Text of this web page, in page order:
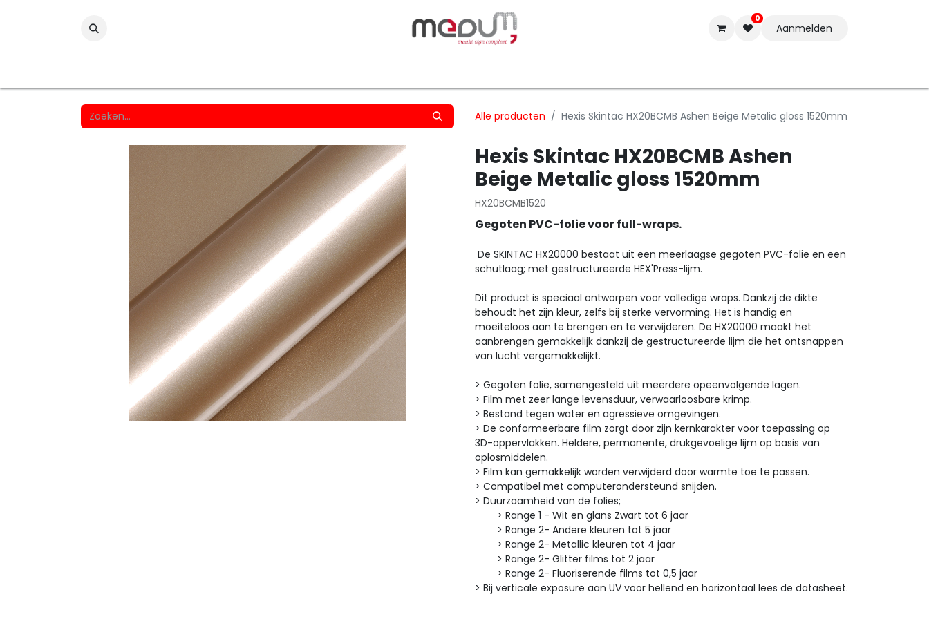
0
Aanmelden
Alle producten Hexis Skintac HX20BCMB Ashen Beige Metalic gloss 1520mm
Hexis Skintac HX20BCMB Ashen
Beige Metalic gloss 1520mm
HX20BCMB1520
Gegoten PVC-folie voor full-wraps.
De SKINTAC HX20000 bestaat uit een meerlaagse gegoten PVC-folie en een
schutlaag; met gestructureerde HEX'Press-lijm.
Dit product is speciaal ontworpen voor volledige wraps. Dankzij de dikte
behoudt het zijn kleur, zelfs bij sterke vervorming. Het is handig en
moeiteloos aan te brengen en te verwijderen. De HX20000 maakt het
aanbrengen gemakkelijk dankzij de gestructureerde lijm die het ontsnappen
van lucht vergemakkelijkt.
> Gegoten folie, samengesteld uit meerdere opeenvolgende lagen.
> Film met zeer lange levensduur, verwaarloosbare krimp.
> Bestand tegen water en agressieve omgevingen.
> De conformeerbare film zorgt door zijn kernkarakter voor toepassing op
3D-oppervlakken. Heldere, permanente, drukgevoelige lijm op basis van
oplosmiddelen.
> Film kan gemakkelijk worden verwijderd door warmte toe te passen.
> Compatibel met computerondersteund snijden.
> Duurzaamheid van de folies;
> Range 1 - Wit en glans Zwart tot 6 jaar
> Range 2- Andere kleuren tot 5 jaar
> Range 2- Metallic kleuren tot 4 jaar
> Range 2- Glitter films tot 2 jaar
> Range 2- Fluoriserende films tot 0,5 jaar
> Bij verticale exposure aan UV voor hellend en horizontaal lees de datasheet.